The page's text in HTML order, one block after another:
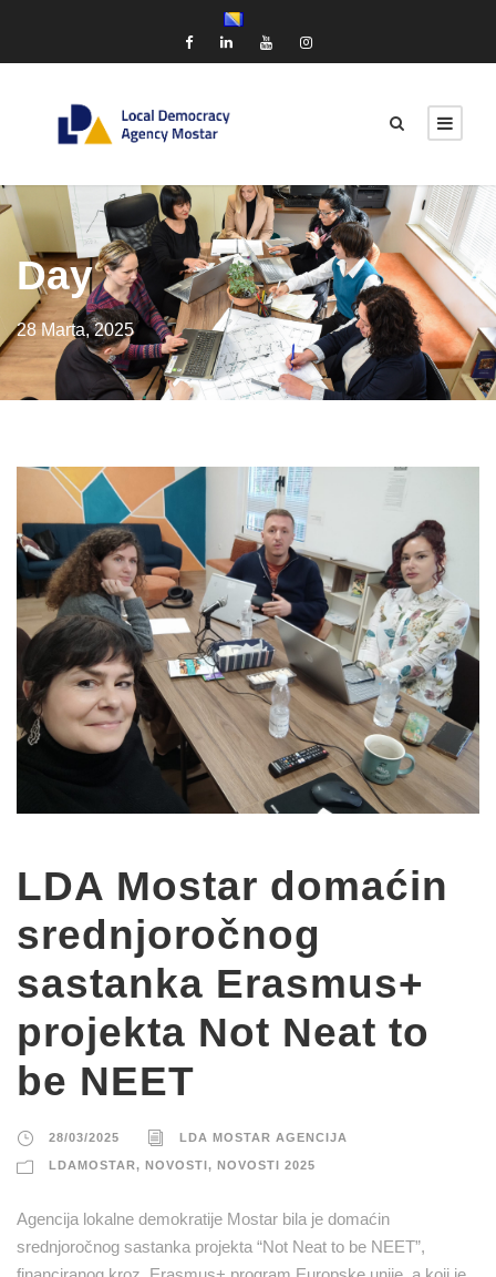
Day
28 Marta, 2025
LDA Mostar domaćin
srednjoročnog
sastanka Erasmus+
projekta Not Neat to
be NEET
28/03/2025 LDA MOSTAR AGENCIJA
LDAMOSTAR, NOVOSTI, NOVOSTI 2025
Agencija lokalne demokratije Mostar bila je domaćin
srednjoročnog sastanka projekta “Not Neat to be NEET”,